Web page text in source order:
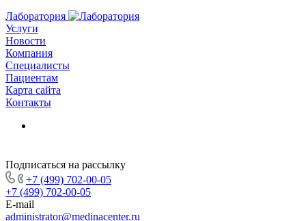
Лаборатория
Услуги
Новости
Компания
Специалисты
Пациентам
Карта сайта
Контакты
Подписаться на рассылку
+7 (499) 702-00-05
+7 (499) 702-00-05
E-mail
administrator@medinacenter.ru